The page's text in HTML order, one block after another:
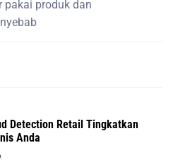
pakai produk dan
Detection Retail Tingkatkan
Anda